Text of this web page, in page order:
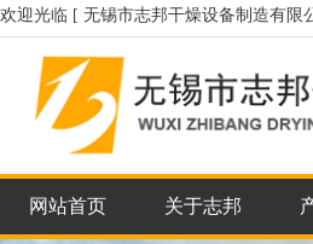
欢迎光临 [ 无锡市志邦干燥设备制造有限
网站首页 关于志邦